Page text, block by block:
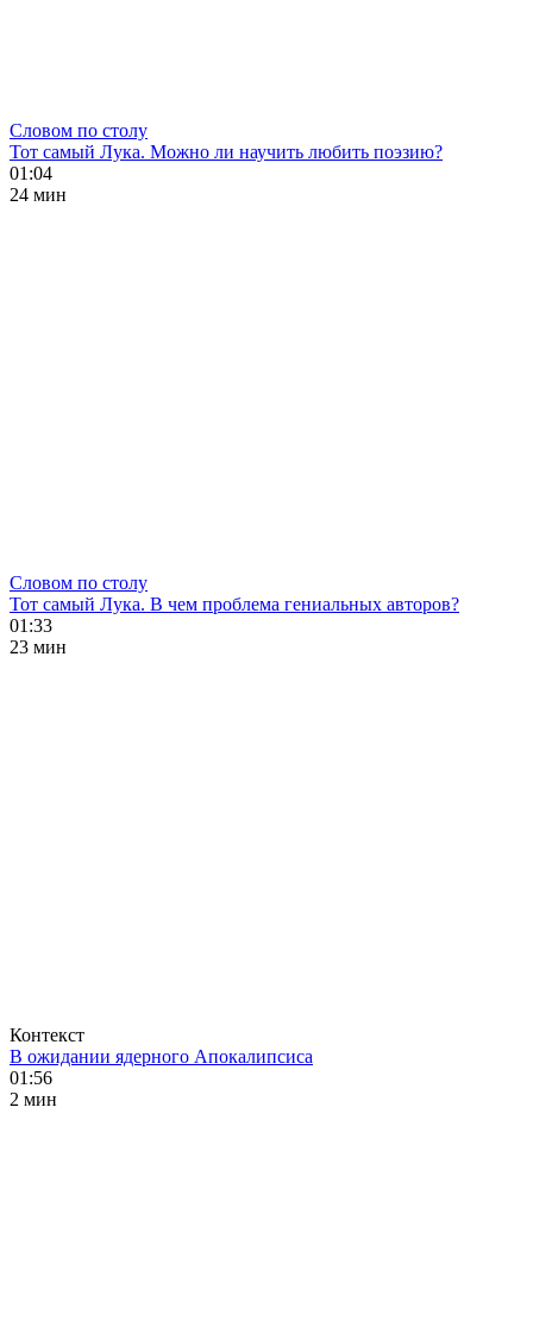
Словом по столу
Тот самый Лука. Можно ли научить любить поэзию?
01:04
24 мин
Словом по столу
Тот самый Лука. В чем проблема гениальных авторов?
01:33
23 мин
Контекст
В ожидании ядерного Апокалипсиса
01:56
2 мин